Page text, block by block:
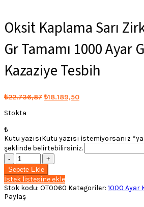
Oksit Kaplama Sarı
Gr Tamamı 1000 Ayar
Kazaziye Tesbih
₺22.736,87Orijinal
₺18.189,50Şu
Stokta
₺
Kutu yazısıKutu yazısı istemiyorsanız
şeklinde belirtebilirsiniz.
Oksit
Kaplama
Sarı
Zirkon
Taşlı
42
Sepete Ekle
İstek listesine ekle
Stok kodu: OT0060 Kategoriler: 1000 Ayar
Paylaş